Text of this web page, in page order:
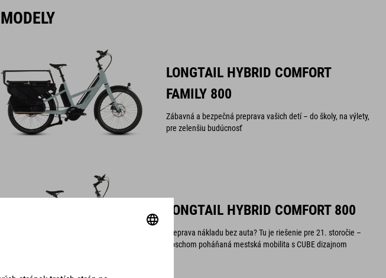
MODELY
LONGTAIL HYBRID COMFORT
FAMILY 800
Zábavná a bezpečná preprava vašich detí – do školy, na výlety,
pre zelenšiu budúcnosť
LONGTAIL HYBRID COMFORT 800
Preprava nákladu bez auta? Tu je riešenie pre 21. storočie –
Boschom poháňaná mestská mobilita s CUBE dizajnom